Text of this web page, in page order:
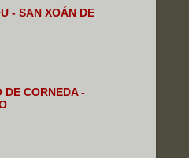
- SAN XOÁN DE
DE CORNEDA -